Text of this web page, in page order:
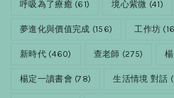
呼吸為了療癒 (61) 境心紫微 (41)
夢進化與價值完成 (156) 工作坊
新時代(460) 查老師 (275)
楊定一讀書會 (78) 生活情境 對話